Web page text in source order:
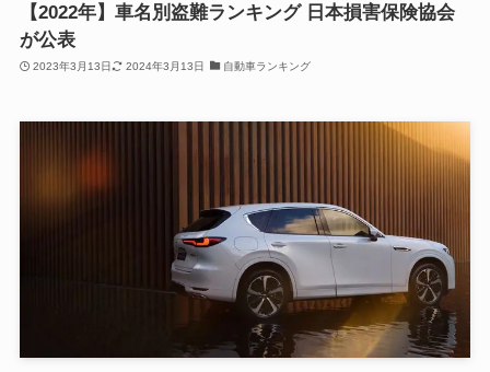
【2022年】車名別盗難ランキング 日本損害保険協会
が公表
2023年3月13日 2024年3月13日 自動車ランキング